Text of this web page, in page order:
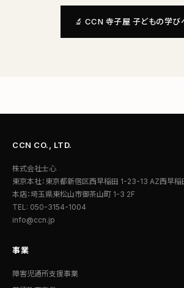
🔬 CCN 寺子屋 子どもの学
CCN CO., LTD.
株式会社士心
東京本社：東京都新宿区西早稲田 1-23-13 AZ西早稲
本店：埼玉県東松山市御茶山町 1-3 2F
TEL: 050-3154-1004
info@ccn.jp
事業
障害児通所支援事業